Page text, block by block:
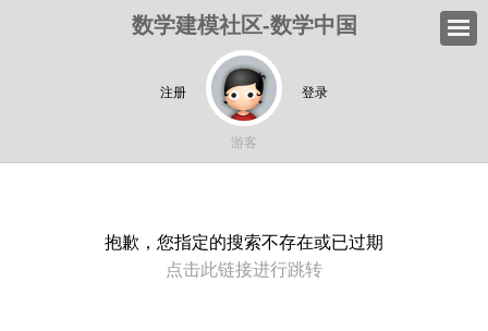
数学建模社区-数学中国
注册 登录
游客
抱歉，您指定的搜索不存在或已过期
点击此链接进行跳转